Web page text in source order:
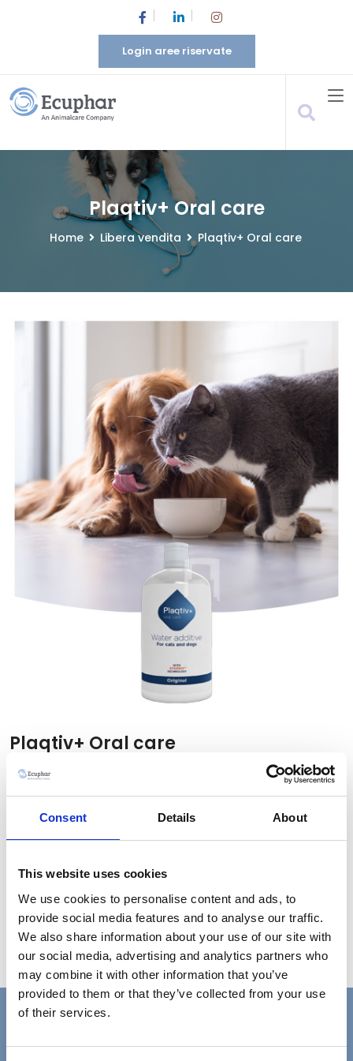
Consent Details About
This website uses cookies
We use cookies to personalise content and ads, to
provide social media features and to analyse our traffic.
We also share information about your use of our site with
our social media, advertising and analytics partners who
may combine it with other information that you’ve
provided to them or that they’ve collected from your use
of their services.
Login aree riservate
Plaqtiv+ Oral care
Home Libera vendita Plaqtiv+ Oral care
Plaqtiv+ Oral care
Additivo per acqua di bevanda con tecnologia
brevettata Xpersiv™. Soluzione incolore e indolore
facile da usare da aggiungere alla ciotola d’acqua per
la pulizia quotidiana dei denti del cane e del gatto.
VOHC nel cane.
Brochure Leaflet
Vuoi saperne di più?